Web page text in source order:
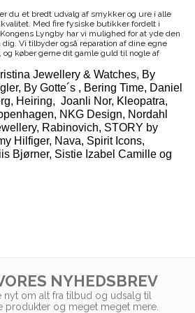
du et bredt udvalg af smykker og ure i alle
Med fire fysiske butikker fordelt i
Lyngby har vi mulighed for at yde den
Vi tilbyder også reparation af dine egne
køber gerne dit gamle guld til nogle af
Jewellery & Watches, By
By Gotte´s , Bering Time, Daniel
Heiring, Joanli Nor, Kleopatra,
NKG Design, Nordahl
Rabinovich, STORY by
Hilfiger, Nava, Spirit Icons,
Bjørner, Sistie Izabel Camille og
NYHEDSBREV
nyt om alt fra tilbud og udsalg til
produkter og meget meget mere.